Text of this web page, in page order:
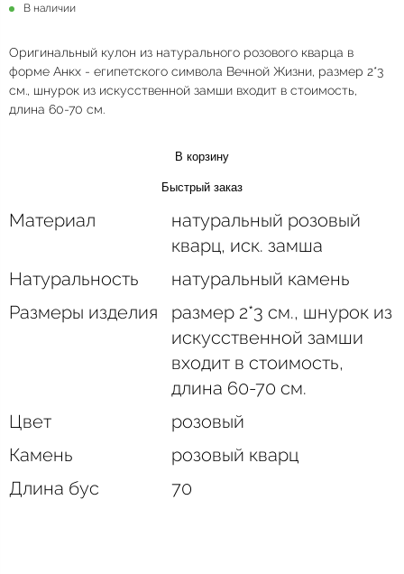
В наличии
Оригинальный кулон из натурального розового кварца в
форме Анкх - египетского символа Вечной Жизни, размер 2*3
см., шнурок из искусственной замши входит в стоимость,
длина 60-70 см.
В корзину
Быстрый заказ
Материал
натуральный розовый
кварц, иск. замша
Натуральность
натуральный камень
Размеры изделия
размер 2*3 см., шнурок из
искусственной замши
входит в стоимость,
длина 60-70 см.
Цвет
розовый
Камень
розовый кварц
Длина бус
70